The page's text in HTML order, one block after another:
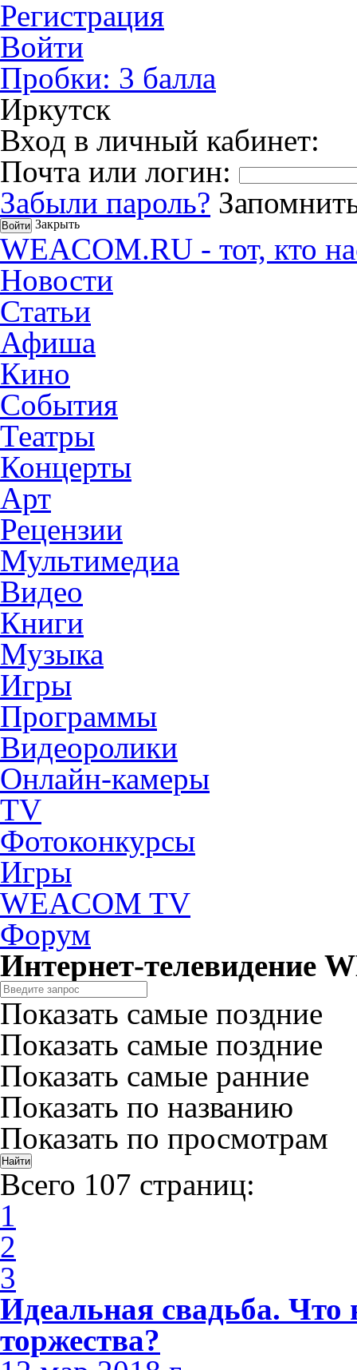
Регистрация
Войти
Пробки: 3 балла
Иркутск
Вход в личный кабинет:
Почта или логин:
Забыли пароль?
Закрыть
WEACOM.RU - тот, кто
Новости
Статьи
Афиша
Кино
События
Театры
Концерты
Арт
Рецензии
Мультимедиа
Видео
Книги
Музыка
Игры
Программы
Видеоролики
Онлайн-камеры
TV
Фотоконкурсы
Игры
WEACOM TV
Форум
Интернет-телевидение
Показать самые поздние
Показать самые поздние
Показать самые ранние
Показать по названию
Показать по просмотрам
Всего 107 страниц:
1
2
3
Идеальная свадьба. Что
торжества?